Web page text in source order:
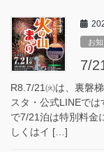
お
7/
R8.7/21㈫は、裏磐
スタ・公式LINEで
で7/21泊は特別料金
しくはイ […]